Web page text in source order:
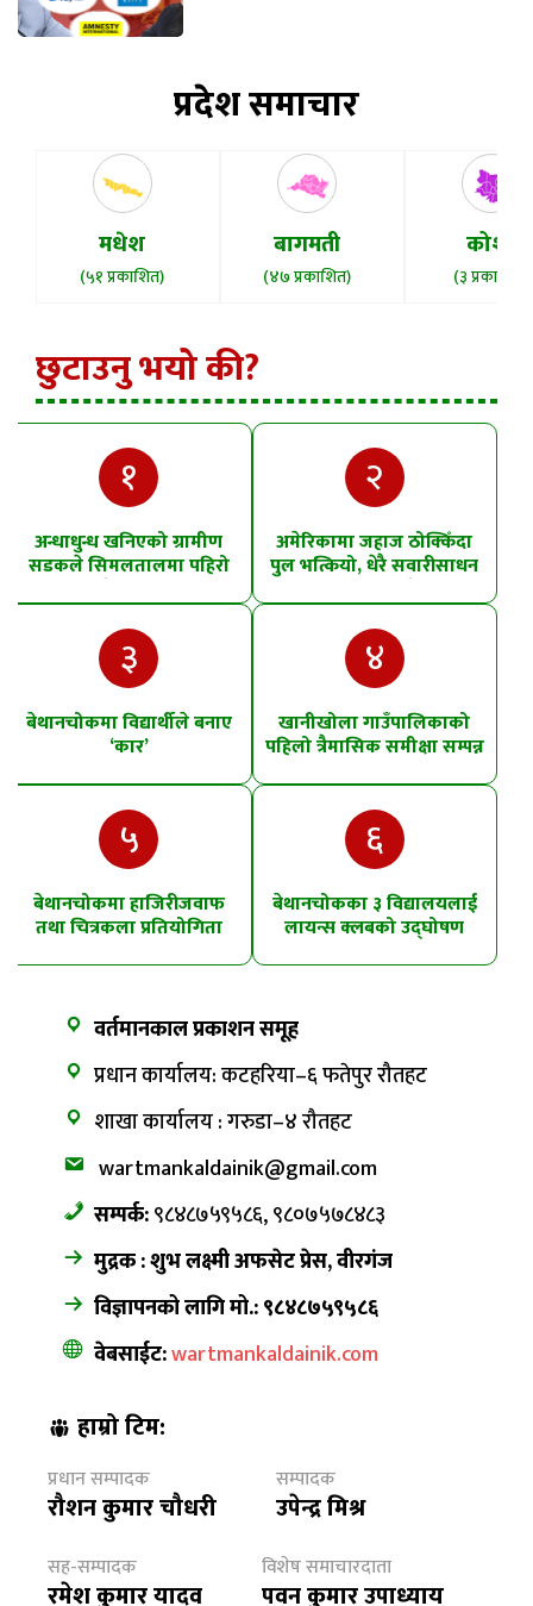
प्रदेश समाचार
मधेश
(५१ प्रकाशित)
बागमती
(४७ प्रकाशित)
कोशी
(३ प्रकाशित)
छुटाउनु भयो की?
१
अन्धाधुन्ध खनिएको ग्रामीण
सडकले सिमलतालमा पहिरो
२
अमेरिकामा जहाज ठोक्किँदा
पुल भत्कियो, धेरै सवारीसाधन
३
बेथानचोकमा विद्यार्थीले बनाए
‘कार’
४
खानीखोला गाउँपालिकाको
पहिलो त्रैमासिक समीक्षा सम्पन्न
५
बेथानचोकमा हाजिरीजवाफ
तथा चित्रकला प्रतियोगिता
६
बेथानचोकका ३ विद्यालयलाई
लायन्स क्लबको उद्घोषण
वर्तमानकाल प्रकाशन समूह
प्रधान कार्यालय: कटहरिया–६ फतेपुर रौतहट
शाखा कार्यालय : गरुडा–४ रौतहट
wartmankaldainik@gmail.com
सम्पर्क:९८४८७५९५८६, ९८०७५७८४८३
मुद्रक : शुभ लक्ष्मी अफसेट प्रेस, वीरगंज
विज्ञापनको लागि मो.: ९८४८७५९५८६
वेबसाईट:wartmankaldainik.com
हाम्रो टिम:
प्रधान सम्पादक
रौशन कुमार चौधरी
सम्पादक
उपेन्द्र मिश्र
सह-सम्पादक
रमेश कुमार यादव
विशेष समाचारदाता
पवन कुमार उपाध्याय